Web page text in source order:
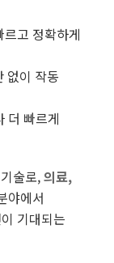
고 정확하게
없이 작동
더 빠르게
술로,의료,
야에서
기대되는